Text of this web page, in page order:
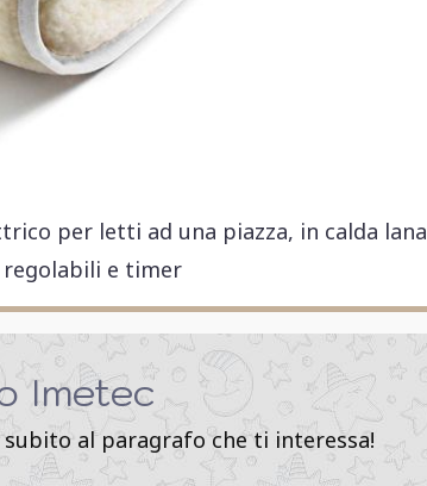
per letti ad una piazza, in calda lana
e timer
Imetec
subito al paragrafo che ti interessa!